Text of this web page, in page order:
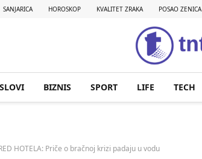
SANJARICA HOROSKOP KVALITET ZRAKA POSAO ZENICA
BIZNIS SPORT LIFE TECH
HOTELA: Priče o bračnoj krizi padaju u vodu